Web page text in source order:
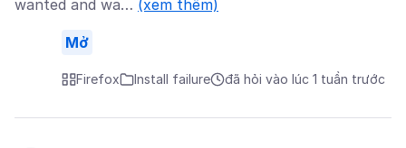
wanted and wa… (xem thêm)
Mở
Firefox Install failure đã hỏi vào lúc 1 tuần trước